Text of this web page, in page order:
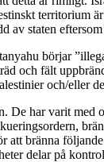
territorium
av staten
börjar
och fält
och/eller
har varit med
att bränna
delar på